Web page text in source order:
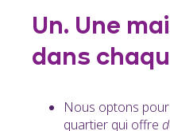
Un. Une
dans
Nous optons
quartier qui offre